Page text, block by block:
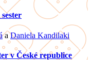
aDaniela Kandilaki
v České republice